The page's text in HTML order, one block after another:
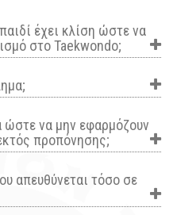
έχει κλίση ώστε να
στο Taekwondo;
ώστε να μην εφαρμόζουν
προπόνησης;
απευθύνεται τόσο σε